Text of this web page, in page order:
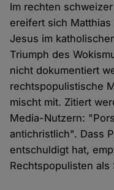
Im rechten
ereifert sich
Jesus im
Triumph des
nicht dokumentiert
rechtspopulistische
mischt mit. Zitiert
Media-Nutzern:
antichristlich". Dass
entschuldigt hat,
Rechtspopulisten als